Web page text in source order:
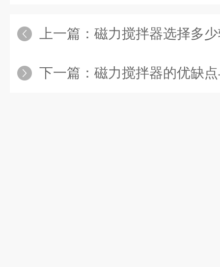
上一篇： 磁力搅拌器选择多
下一篇： 磁力搅拌器的优缺